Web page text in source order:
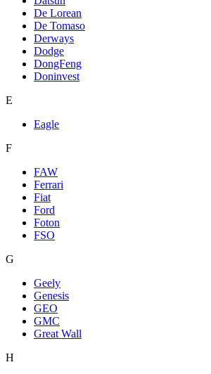
De Lorean
De Tomaso
Derways
Dodge
DongFeng
Doninvest
E
Eagle
F
FAW
Ferrari
Fiat
Ford
Foton
FSO
G
Geely
Genesis
GEO
GMC
Great Wall
H